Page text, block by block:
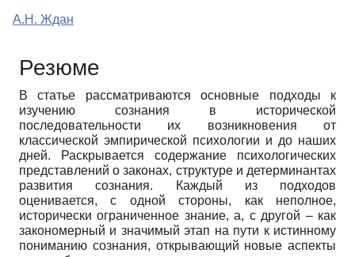
А.Н. Ждан
Резюме
В статье рассматриваются основные подходы к
изучению сознания в исторической
последовательности их возникновения от
классической эмпирической психологии и до наших
дней. Раскрывается содержание психологических
представлений о законах, структуре и детерминантах
развития сознания. Каждый из подходов
оценивается, с одной стороны, как неполное,
исторически ограниченное знание, а, с другой – как
закономерный и значимый этап на пути к истинному
пониманию сознания, открывающий новые аспекты